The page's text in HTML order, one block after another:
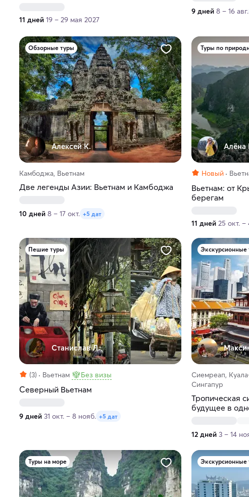
11 дней 19 – 29 мая 2027
9 дней 8 – 16 авг.
Обзорные туры
Алексей К.
Камбоджа, Вьетнам
Две легенды Азии: Вьетнам и Камбоджа
10 дней 8 – 17 окт. +5 дат
Алёна
Новый
Вьетнам: от
берегам
11 дней 25 окт. –
Пешие туры
Станислав Л.
(3) Вьетнам Без визы
Северный Вьетнам
9 дней 31 окт. – 8 нояб. +5 дат
Экскурсионные
Сиемреап,
Сингапур
Тропическая
будущее в
12 дней 3 – 14
Туры на море Экскурсионные